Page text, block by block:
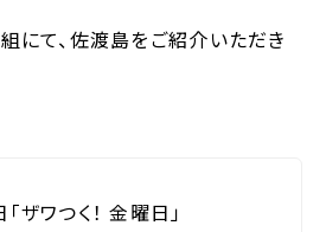
にて、佐渡島をご紹介いただき
ザワつく！ 金曜日」